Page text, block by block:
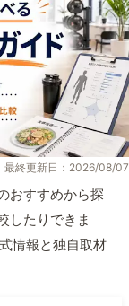
最終更新日：2026/08/07
おすすめから探
したりできま
情報と独自取材